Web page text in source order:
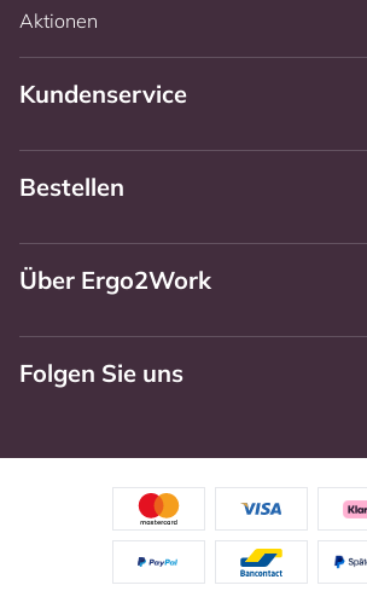
Aktionen
Kundenservice
Bestellen
Über Ergo2Work
Folgen Sie uns